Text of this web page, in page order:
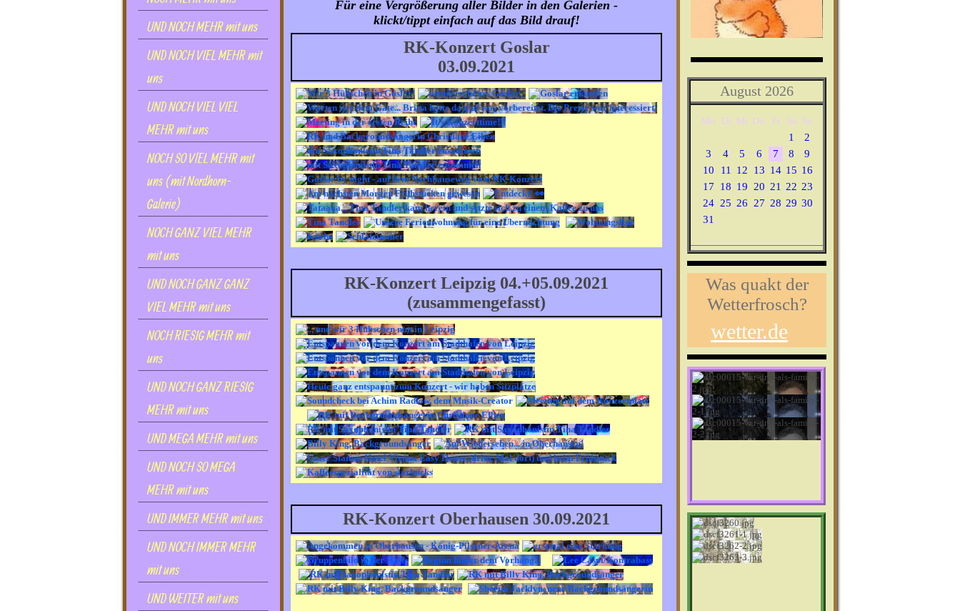
UND NOCH MEHR mit uns
UND NOCH VIEL MEHR mit
uns
UND NOCH VIEL VIEL
MEHR mit uns
NOCH SO VlEL MEHR mit
uns (mit Nordhorn-
Galerie)
NOCH GANZ VIEL MEHR
mit uns
UND NOCH GANZ GANZ
VIEL MEHR mit uns
NOCH RIESIG MEHR mit
uns
UND NOCH GANZ RIESIG
MEHR mit uns
UND MEGA MEHR mit uns
UND NOCH SO MEGA
MEHR mit uns
UND IMMER MEHR mit uns
UND NOCH IMMER MEHR
mit uns
UND WEITER mit uns
August 2026
Mo Di Mi Do Fr Sa So
1
2
3
4 5 6 7 8
9
10
11 12 13 14 15 16
17
18 19 20 21 22 23
24 25 26 27 28 29 30
31
Was quakt der
Wetterfrosch?
wetter.de
Für eine Vergrößerung aller Bilder in den Galerien -
klickt/tippt einfach auf das Bild drauf!
RK-Konzert Goslar
03.09.2021
RK-Konzert Leipzig 04.+05.09.2021
(zusammengefasst)
RK-Konzert Oberhausen 30.09.2021